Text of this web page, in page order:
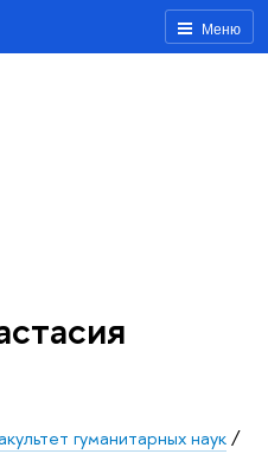
Меню
гуманитарных наук/